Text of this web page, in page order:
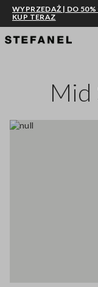
PRZEJDŹ DO GŁÓWNEJ
WYPRZEDAŻ | DO
KUP TERAZ
Mid